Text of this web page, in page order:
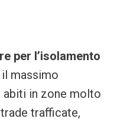
per l’isolamento
massimo
abiti in zone molto
trafficate,